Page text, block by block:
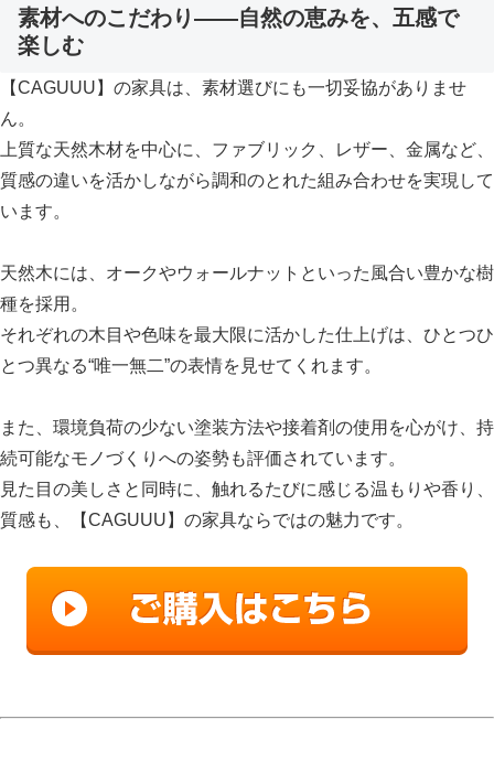
素材へのこだわり——自然の恵みを、五感で
楽しむ
【CAGUUU】の家具は、素材選びにも一切妥協がありませ
ん。
上質な天然木材を中心に、ファブリック、レザー、金属など、
質感の違いを活かしながら調和のとれた組み合わせを実現して
います。
天然木には、オークやウォールナットといった風合い豊かな樹
種を採用。
それぞれの木目や色味を最大限に活かした仕上げは、ひとつひ
とつ異なる“唯一無二”の表情を見せてくれます。
また、環境負荷の少ない塗装方法や接着剤の使用を心がけ、持
続可能なモノづくりへの姿勢も評価されています。
見た目の美しさと同時に、触れるたびに感じる温もりや香り、
質感も、【CAGUUU】の家具ならではの魅力です。